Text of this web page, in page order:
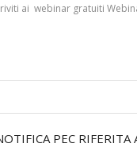
ai webinar gratuiti
PEC